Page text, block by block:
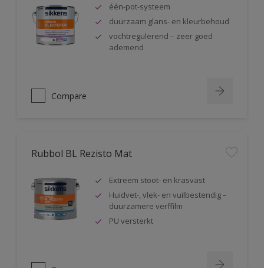
één-pot-systeem
duurzaam glans- en kleurbehoud
vochtregulerend – zeer goed
ademend
Compare
Rubbol BL Rezisto Mat
Extreem stoot- en krasvast
Huidvet-, vlek- en vuilbestendig –
duurzamere verffilm
PU versterkt